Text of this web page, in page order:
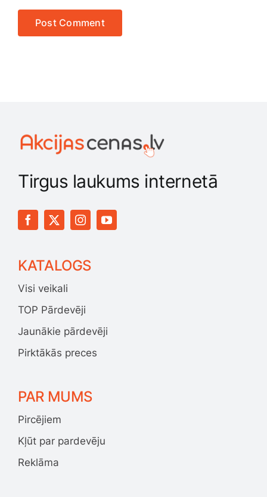
Tirgus laukums internetā
KATALOGS
Visi veikali
TOP Pārdevēji
Jaunākie pārdevēji
Pirktākās preces
PAR MUMS
Pircējiem
Kļūt par pardevēju
Reklāma